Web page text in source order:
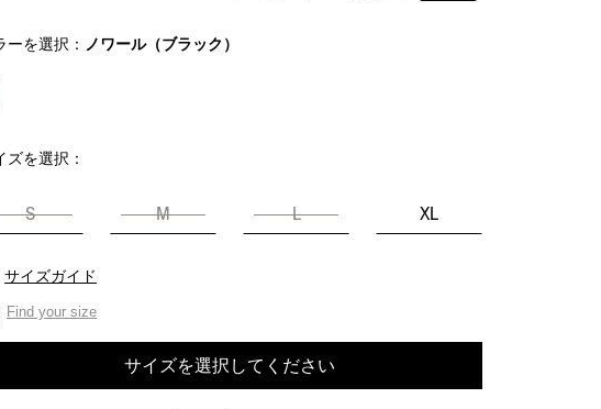
ーを選択： ノワール（ブラック）
ズを選択：
S M L XL
サイズガイド
Find your size
サイズを選択してください